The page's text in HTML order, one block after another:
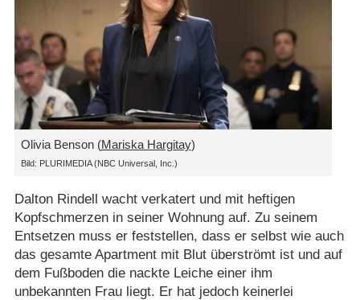
Olivia Benson (Mariska Hargitay)
Bild: PLURIMEDIA (NBC Universal, Inc.)
Dalton Rindell wacht verkatert und mit heftigen
Kopfschmerzen in seiner Wohnung auf. Zu seinem
Entsetzen muss er feststellen, dass er selbst wie auch
das gesamte Apartment mit Blut überströmt ist und auf
dem Fußboden die nackte Leiche einer ihm
unbekannten Frau liegt. Er hat jedoch keinerlei